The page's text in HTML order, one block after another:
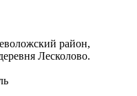
район,
Лесколово.